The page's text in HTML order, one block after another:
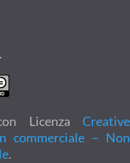
Licenza Creative
commerciale – Non
.